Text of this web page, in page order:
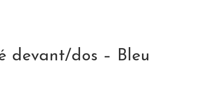
devant/dos – Bleu